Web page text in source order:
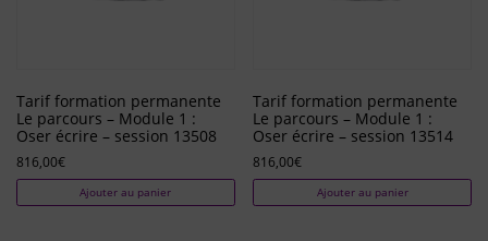
Tarif formation permanente
Le parcours – Module 1 :
Oser écrire – session 13508
816,00€
Ajouter au panier
Tarif formation permanente
Le parcours – Module 1 :
Oser écrire – session 13514
816,00€
Ajouter au panier